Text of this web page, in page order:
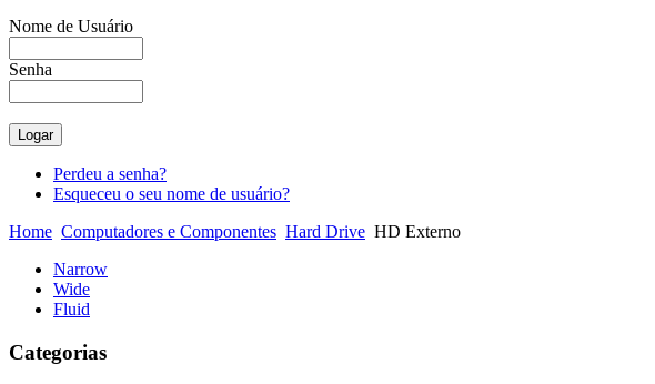
Nome de Usuário
Senha
Perdeu a senha?
Esqueceu o seu nome de usuário?
Home Computadores e Componentes Hard Drive HD Externo
Narrow
Wide
Fluid
Categorias